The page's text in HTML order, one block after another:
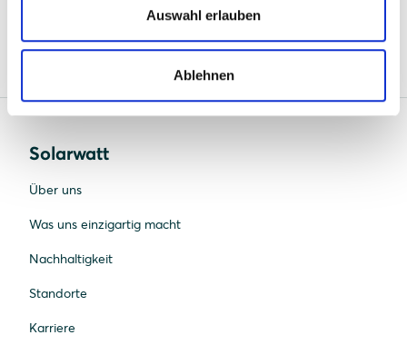
Auswahl erlauben
Ablehnen
Diese Erklärung wurde am 9. Juni 2026 erstellt und
Solarwatt
Über uns
Was uns einzigartig macht
Nachhaltigkeit
Standorte
Karriere